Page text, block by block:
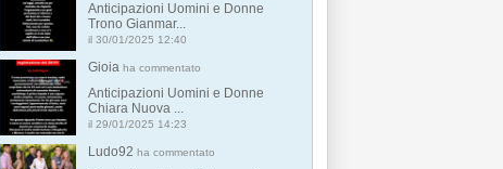
Anticipazioni Uomini e Donne
Trono Gianmar...
il 30/01/2025 12:40
Gioia ha commentato
Anticipazioni Uomini e Donne
Chiara Nuova ...
il 29/01/2025 14:23
Ludo92 ha commentato